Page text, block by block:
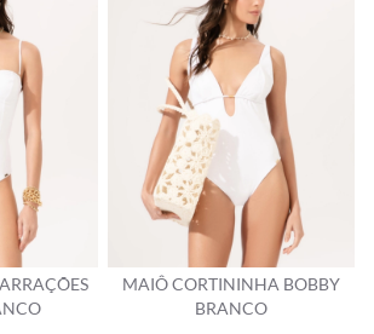
MAIÔ CORTININHA BOBBY
BRANCO